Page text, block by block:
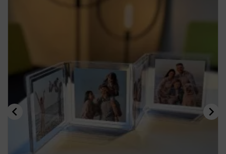
 